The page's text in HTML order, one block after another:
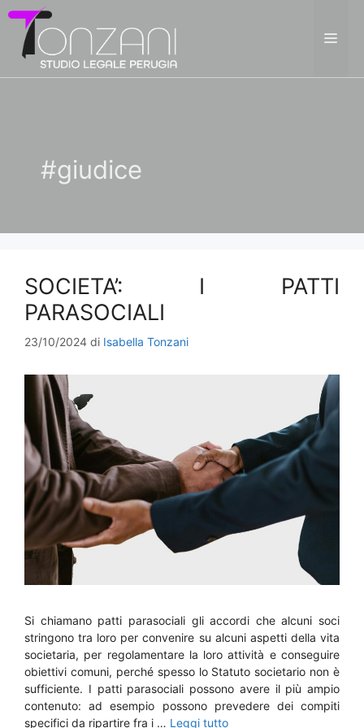
Vai
contenuto
#giudice
SOCIETA’: I PATTI
PARASOCIALI
23/10/2024 di Isabella Tonzani
Si chiamano patti parasociali gli accordi che alcuni soci
stringono tra loro per convenire su alcuni aspetti della vita
societaria, per regolamentare la loro attività e conseguire
obiettivi comuni, perché spesso lo Statuto societario non è
sufficiente. I patti parasociali possono avere il più ampio
contenuto: ad esempio possono prevedere dei compiti
specifici da ripartire fra i … Leggi tutto